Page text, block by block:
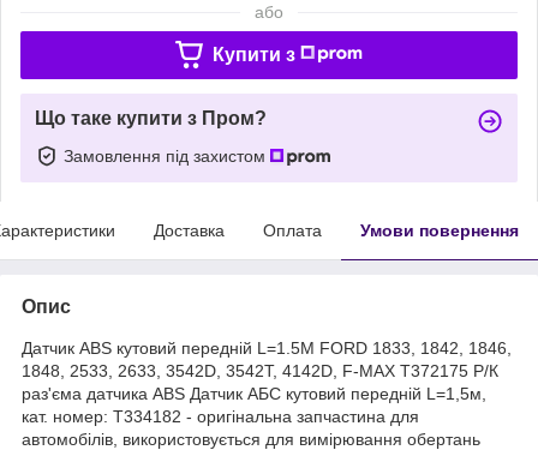
або
Купити з
Що таке купити з Пром?
Замовлення під захистом
Доставка Оплата Умови повернення
Опис
Датчик ABS кутовий передній L=1.5M FORD 1833, 1842, 1846,
1848, 2533, 2633, 3542D, 3542T, 4142D, F-MAX T372175 Р/К
раз'єма датчика АВS Датчик АБС кутовий передній L=1,5м,
кат. номер: T334182 - оригінальна запчастина для
автомобілів, використовується для вимірювання обертань